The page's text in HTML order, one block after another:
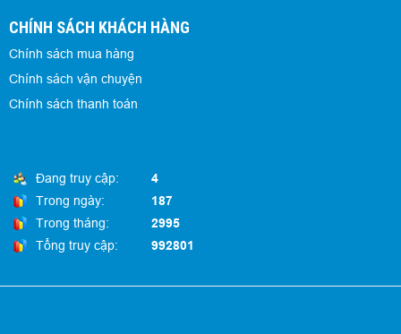
CHÍNH SÁCH KHÁCH HÀNG
Chính sách mua hàng
Chính sách vận chuyện
Chính sách thanh toán
Đang truy cập:
4
Trong ngày:
187
Trong tháng:
2995
Tổng truy cập:
992801